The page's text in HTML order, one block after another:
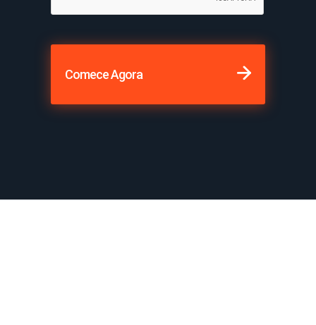
Comece Agora